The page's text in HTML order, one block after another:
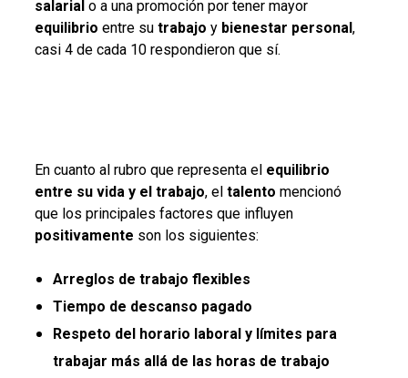
salarial o a una promoción por tener mayor
equilibrio entre su trabajo y bienestar personal,
casi 4 de cada 10 respondieron que sí.
En cuanto al rubro que representa el equilibrio
entre su vida y el trabajo, el talento mencionó
que los principales factores que influyen
positivamente son los siguientes:
Arreglos de trabajo flexibles
Tiempo de descanso pagado
Respeto del horario laboral y límites para
trabajar más allá de las horas de trabajo